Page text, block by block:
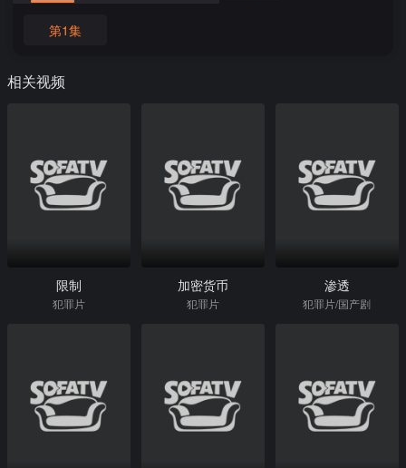
第1集
相关视频
限制
犯罪片
加密货币
犯罪片
渗透
犯罪片/国产剧